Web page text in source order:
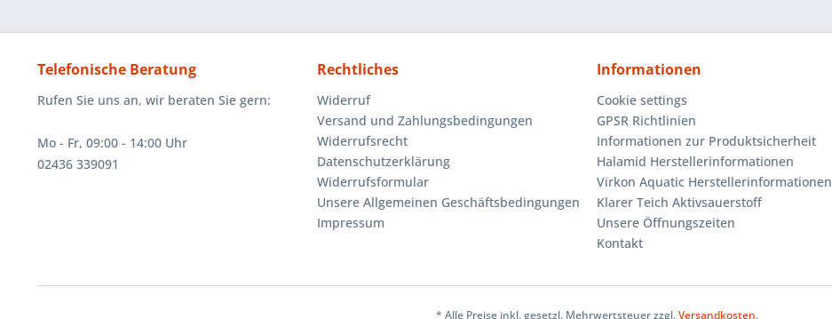
Telefonische Beratung
Rufen Sie uns an, wir beraten Sie gern:
Mo - Fr, 09:00 - 14:00 Uhr
02436 339091
Rechtliches
Widerruf
Versand und Zahlungsbedingungen
Widerrufsrecht
Datenschutzerklärung
Widerrufsformular
Unsere Allgemeinen Geschäftsbedingungen
Impressum
Informationen
Cookie settings
GPSR Richtlinien
Informationen zur Produktsicherheit
Halamid Herstellerinformationen
Virkon Aquatic Herstellerinformationen
Klarer Teich Aktivsauerstoff
Unsere Öffnungszeiten
Kontakt
* Alle Preise inkl. gesetzl. Mehrwertsteuer zzgl.Versandkosten.